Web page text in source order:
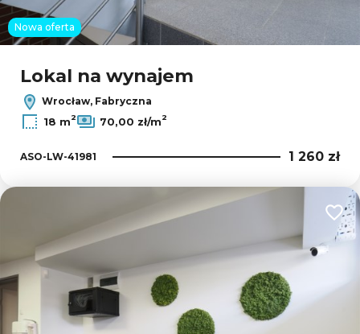
Nowa oferta
Lokal na wynajem
Wrocław, Fabryczna
18 m2 70,00 zł/m2
ASO-LW-41981 1 260 zł